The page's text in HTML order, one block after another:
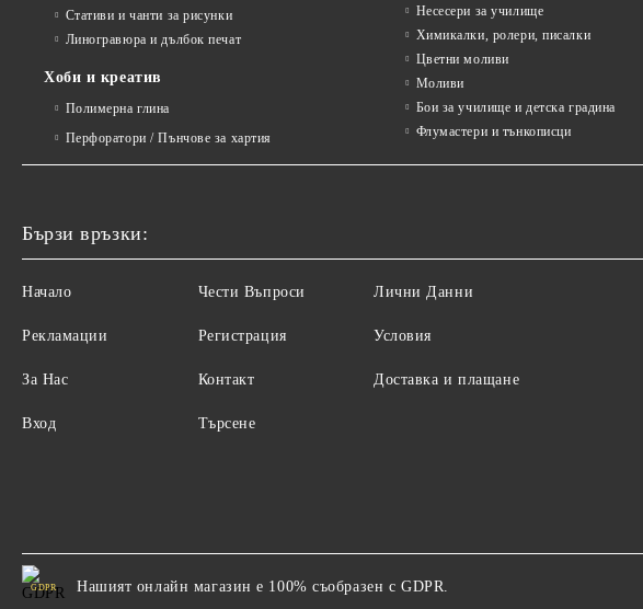
Стативи и чанти за рисунки
Линогравюра и дълбок печат
Хоби и креатив
Полимерна глина
Перфоратори / Пънчове за хартия
Несесери за училище
Химикалки, ролери, писалки
Цветни моливи
Моливи
Бои за училище и детска градина
Флумастери и тънкописци
Бързи връзки:
Начало
Рекламации
За Нас
Вход
Чести Въпроси
Регистрация
Контакт
Търсене
Лични Данни
Условия
Доставка и плащане
GDPR Нашият онлайн магазин е 100% съобразен с GDPR.